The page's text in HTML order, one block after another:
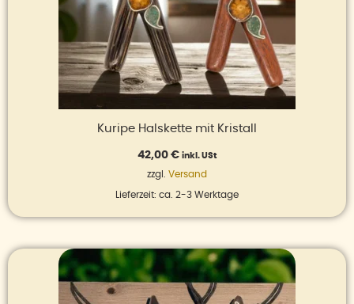
Kuripe Halskette mit Kristall
42,00 € inkl. USt
zzgl. Versand
Lieferzeit: ca. 2-3 Werktage